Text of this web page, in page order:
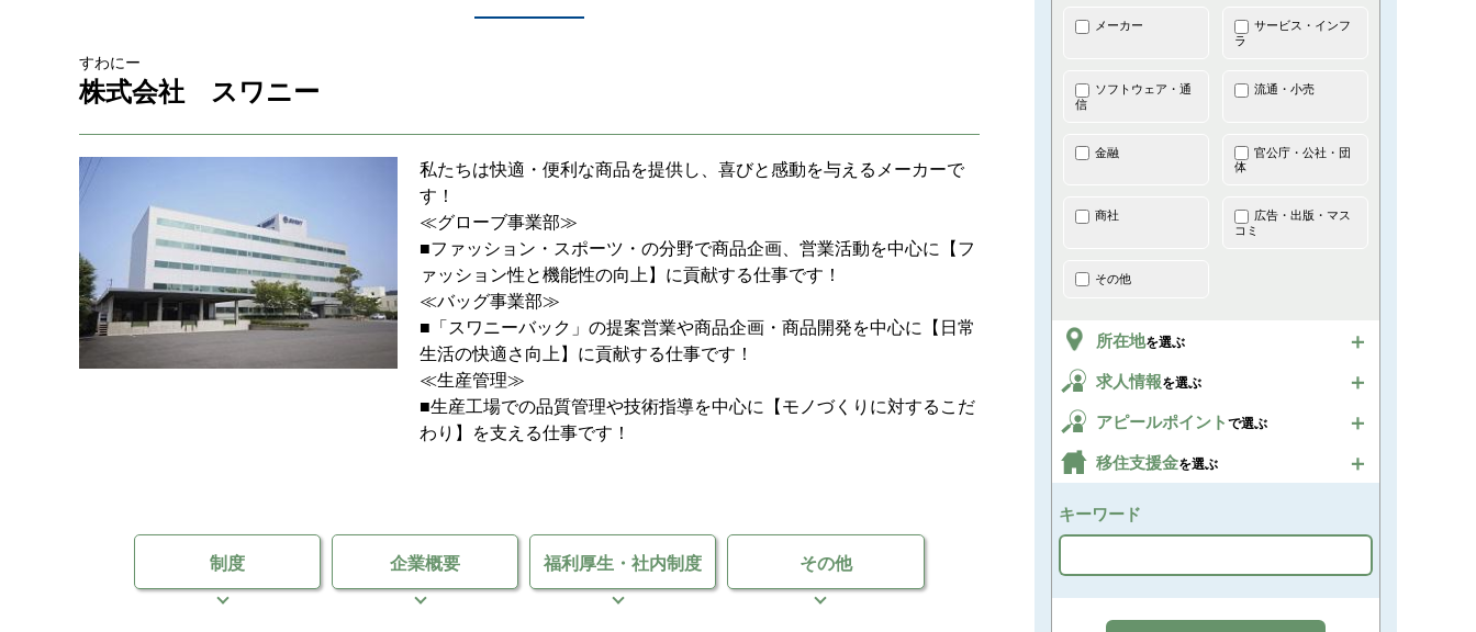
すわにー
株式会社 スワニー
私たちは快適・便利な商品を提供し、喜びと感動を与えるメーカーで
す！
≪グローブ事業部≫
■ファッション・スポーツ・の分野で商品企画、営業活動を中心に【フ
ァッション性と機能性の向上】に貢献する仕事です！
≪バッグ事業部≫
■「スワニーバック」の提案営業や商品企画・商品開発を中心に【日常
生活の快適さ向上】に貢献する仕事です！
≪生産管理≫
■生産工場での品質管理や技術指導を中心に【モノづくりに対するこだ
わり】を支える仕事です！
制度 企業概要 福利厚生・ 社内制度 その他
メーカー
サービス・インフ
ラ
ソフトウェア・通
信
流通・小売
金融
官公庁・公社・団
体
商社
広告・出版・マス
コミ
その他
所在地を選ぶ
求人情報を選ぶ
アピールポイント で選ぶ
移住支援金を選ぶ
キーワード